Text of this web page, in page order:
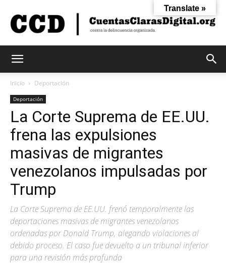
Claras
Digital
Inicio Deportación
Deportación
La Corte Suprema de EE.UU.
frena las expulsiones
masivas de migrantes
venezolanos impulsadas por
Trump
La Corte Suprema de EE.UU. frenó temporalmente las
deportaciones masivas de migrantes venezolanos
ordenadas por Donald Trump, alegando violaciones al
debido proceso. El caso fue devuelto a un tribunal inferior
para una revisión más profunda
Translate »